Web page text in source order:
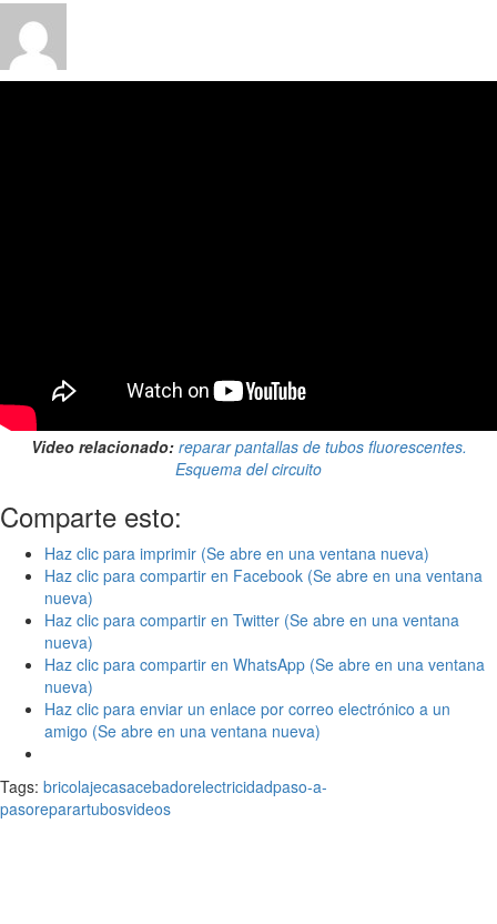
Video relacionado: reparar pantallas de tubos fluorescentes.
Esquema del circuito
Comparte esto:
Haz clic para imprimir (Se abre en una ventana nueva)
Haz clic para compartir en Facebook (Se abre en una ventana
nueva)
Haz clic para compartir en Twitter (Se abre en una ventana
nueva)
Haz clic para compartir en WhatsApp (Se abre en una ventana
nueva)
Haz clic para enviar un enlace por correo electrónico a un
amigo (Se abre en una ventana nueva)
Tags: bricolajecasacebadorelectricidadpaso-a-
pasoreparartubosvideos